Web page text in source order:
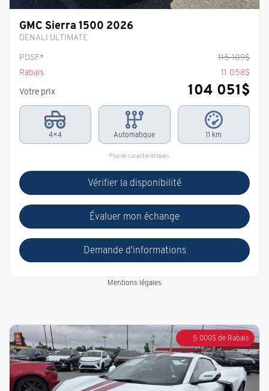
GMC Sierra 1500 2026
DENALI ULTIMATE
PDSF*
115 109$
Rabais
11 058$
Votre prix
104 051$
4×4 Automatique 11 km
Plus de caractéristiques
Vérifier la disponibilité
Évaluer mon échange
Demande d'informations
Mentions légales
5 000$ de Rabais